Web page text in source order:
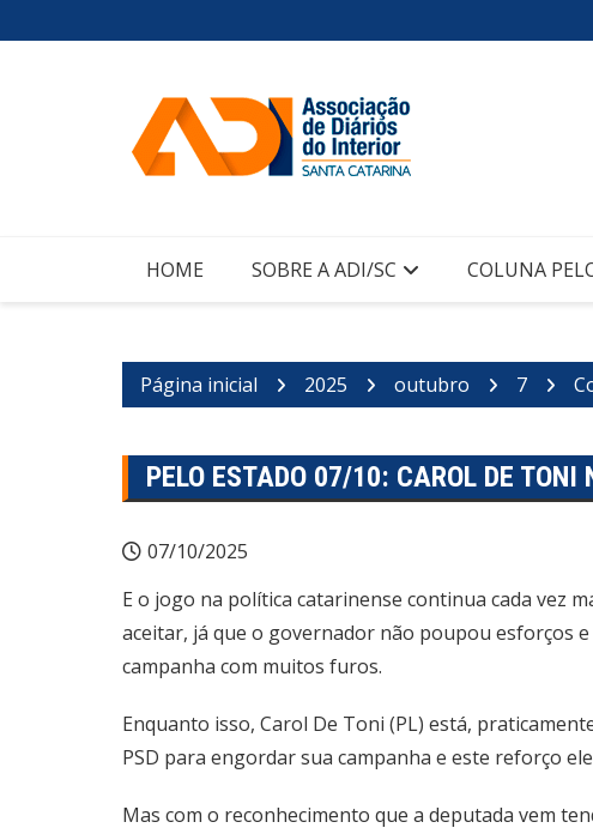
para
HOME SOBRE A ADI/SC COLUNA
Página inicial 2025 outubro 7
PELO ESTADO 07/10: CAROL DE TONI
07/10/2025
E o jogo na política catarinense continua cada vez
aceitar, já que o governador não poupou esforços
campanha com muitos furos.
Enquanto isso, Carol De Toni (PL) está,
PSD para engordar sua campanha e este reforço
Mas com o reconhecimento que a deputada vem